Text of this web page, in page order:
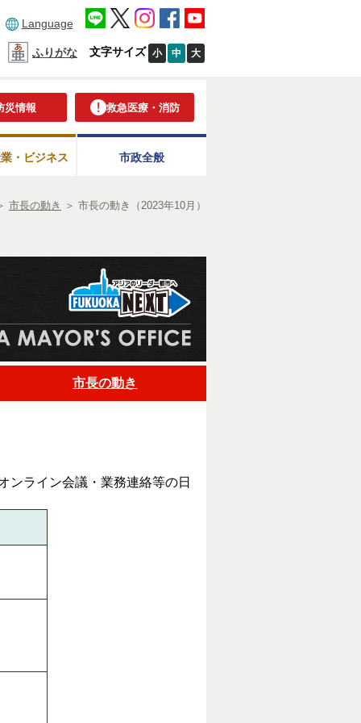
Language
ふりがな 文字サイズ 小 中 大
災情報 救急医療・消防
・ビジネス 市政全般
市長の動き ＞ 市長の動き（2023年10月）
市長の動き
ライン会議・業務連絡等の日